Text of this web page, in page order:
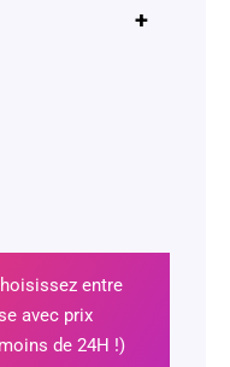
+
entre
avec prix
de 24H !)